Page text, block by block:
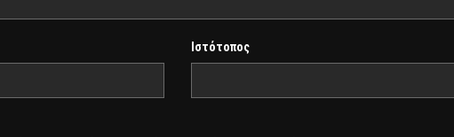
Ιστότοπος